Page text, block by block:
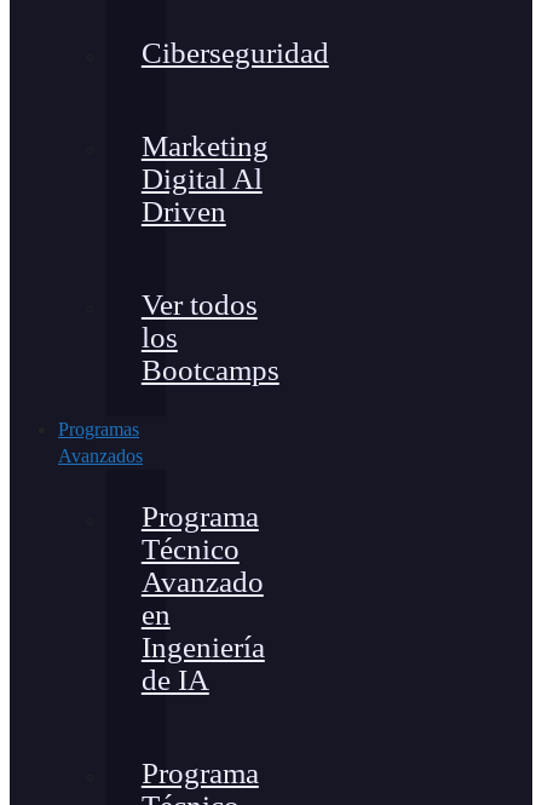
Ciberseguridad
Marketing
Digital Al
Driven
Ver todos
los
Bootcamps
Programas
Avanzados
Programa
Técnico
Avanzado
en
Ingeniería
de IA
Programa